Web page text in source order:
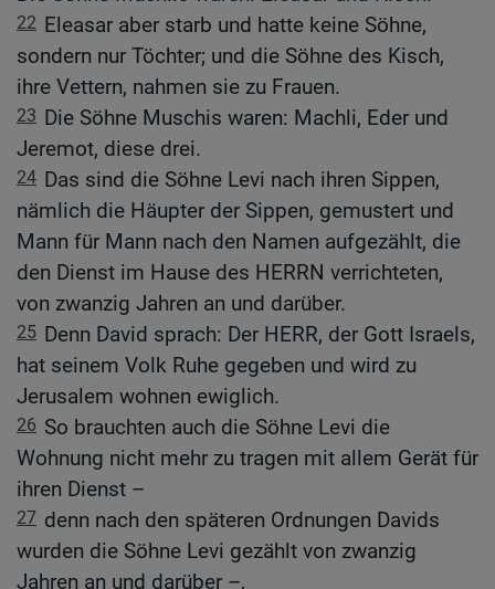
22 Eleasar aber starb und hatte keine Söhne,
sondern nur Töchter; und die Söhne des Kisch,
ihre Vettern, nahmen sie zu Frauen.
23 Die Söhne Muschis waren: Machli, Eder und
Jeremot, diese drei.
24 Das sind die Söhne Levi nach ihren Sippen,
nämlich die Häupter der Sippen, gemustert und
Mann für Mann nach den Namen aufgezählt, die
den Dienst im Hause des HERRN verrichteten,
von zwanzig Jahren an und darüber.
25 Denn David sprach: Der HERR, der Gott Israels,
hat seinem Volk Ruhe gegeben und wird zu
Jerusalem wohnen ewiglich.
26 So brauchten auch die Söhne Levi die
Wohnung nicht mehr zu tragen mit allem Gerät für
ihren Dienst –
27 denn nach den späteren Ordnungen Davids
wurden die Söhne Levi gezählt von zwanzig
Jahren an und darüber –,